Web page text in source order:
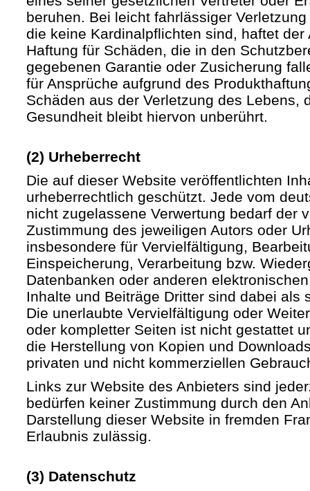
beruhen. Bei leicht fahrlässiger
die keine Kardinalpflichten sind, haftet der
Haftung für Schäden, die in den
gegebenen Garantie oder Zusicherung
für Ansprüche aufgrund des
Schäden aus der Verletzung des Lebens,
Gesundheit bleibt hiervon unberührt.
(2) Urheberrecht
Die auf dieser Website veröffentlichten
urheberrechtlich geschützt. Jede vom
nicht zugelassene Verwertung bedarf der
Zustimmung des jeweiligen Autors oder
insbesondere für Vervielfältigung,
Einspeicherung, Verarbeitung bzw.
Datenbanken oder anderen
Inhalte und Beiträge Dritter sind dabei als
Die unerlaubte Vervielfältigung oder
oder kompletter Seiten ist nicht gestattet
die Herstellung von Kopien und
privaten und nicht kommerziellen
Links zur Website des Anbieters sind
bedürfen keiner Zustimmung durch den
Darstellung dieser Website in fremden
Erlaubnis zulässig.
(3) Datenschutz